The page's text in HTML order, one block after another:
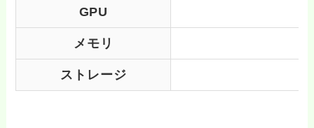
GPU
メモリ
ストレージ